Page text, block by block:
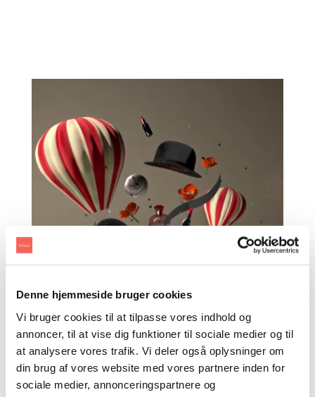
Denne hjemmeside bruger cookies
Vi bruger cookies til at tilpasse vores indhold og
annoncer, til at vise dig funktioner til sociale medier og til
at analysere vores trafik. Vi deler også oplysninger om
din brug af vores website med vores partnere inden for
sociale medier, annonceringspartnere og